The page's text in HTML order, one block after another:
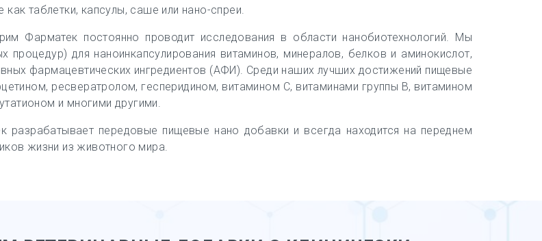
таблетки, капсулы, саше или нано-спреи.
Фарматек постоянно проводит исследования в области нанобиотехнологий. Мы
для наноинкапсулирования витаминов, минералов, белков и аминокислот,
фармацевтических ингредиентов (АФИ). Среди наших лучших достижений пищевые
ресвератролом, гесперидином, витамином С, витаминами группы В, витамином
и многими другими.
разрабатывает передовые пищевые нано добавки и всегда находится на переднем
жизни из животного мира.